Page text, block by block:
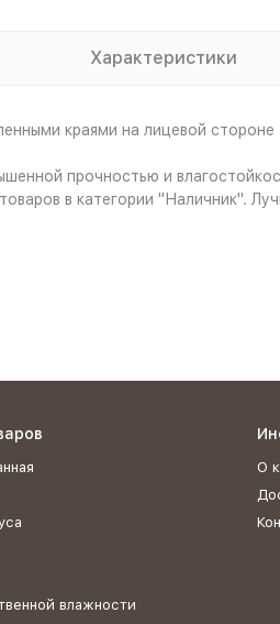
Характеристики
краями на лицевой
прочностью и
в категории "Наличник".
влажности
О